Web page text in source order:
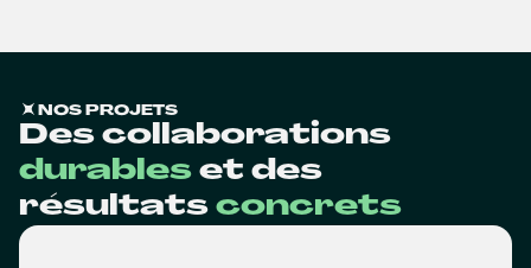
NOS PROJETS
Des collaborations
durables et des
résultats concrets